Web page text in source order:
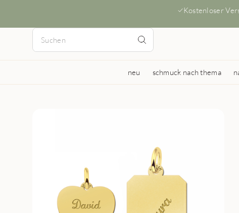
Kostenloser
neu schmuck nach thema